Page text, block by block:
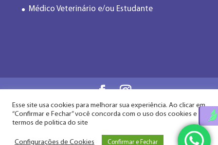
Médico Veterinário e/ou Estudante
Flor de Lótus Acupuntura Veterinária® - Desde
Esse site usa cookies para melhorar sua experiência. Ao clicar em
“Confirmar e Fechar” você concorda com o uso dos cookies e
termos de politica do site
Configurações de Cookies Confirmar e Fechar